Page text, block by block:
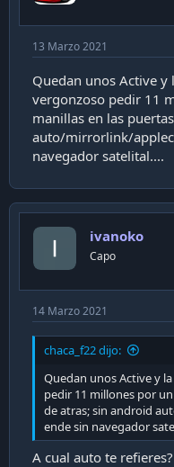
13 Marzo 2021
Quedan unos Active
vergonzoso pedir 11
manillas en las
auto/mirrorlink/
navegador satelital....
ivanoko
Capo
14 Marzo 2021
chaca_f22 dijo:
Quedan unos Active y
pedir 11 millones por
de atras; sin android
ende sin navegador
A cual auto te refieres?